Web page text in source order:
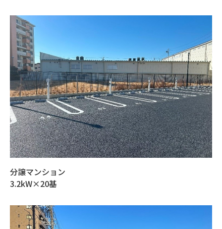
分譲マンション
3.2kW×20基